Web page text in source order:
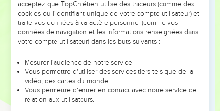
on le supplia de lui imposer les mains.
Il le prit à l’écart loin de la foule, lui mit les doigts dans les
oreilles et lui toucha la langue avec de la salive ;
puis il leva les yeux au ciel, soupira et dit : Ephphatha,
c’est-à-dire : ouvre-toi.
Aussitôt ses oreilles s’ouvrirent, sa langue se délia, et il se
mit à parler correctement.
Jésus leur recommanda de n’en parler à personne, mais
acceptez que TopChrétien utilise des traceurs (comme des
cookies ou l'identifiant unique de votre compte utilisateur) et
traite vos données à caractère personnel (comme vos
données de navigation et les informations renseignées dans
votre compte utilisateur) dans les buts suivants :
Mesurer l'audience de notre service
Vous permettre d'utiliser des services tiers tels que de la
vidéo, des cartes du monde…
Vous permettre d'entrer en contact avec notre service de
relation aux utilisateurs.